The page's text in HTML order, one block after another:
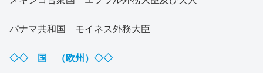
パナマ共和国 モイネス外務大臣
◇◇ 国 （欧州）◇◇